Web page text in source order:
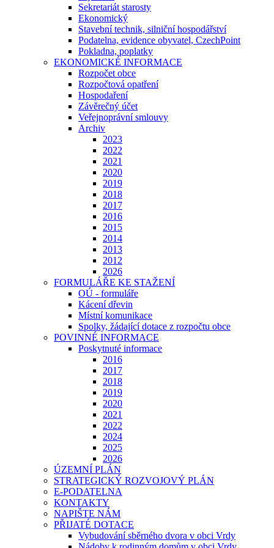
Sekretariát starosty
Ekonomický
Stavební technik, silniční hospodářství
Podatelna, evidence obyvatel, CzechPoint
Pokladna, poplatky
EKONOMICKÉ INFORMACE
Rozpočet obce
Rozpočtová opatření
Hospodaření
Závěrečný účet
Veřejnoprávní smlouvy
Archiv
2023
2022
2021
2020
2019
2018
2017
2016
2015
2014
2013
2012
2026
FORMULÁŘE KE STAŽENÍ
OÚ - formuláře
Kácení dřevin
Místní komunikace
Spolky, žádající dotace z rozpočtu obce
POVINNÉ INFORMACE
Poskytnuté informace
2016
2017
2018
2019
2020
2021
2022
2024
2025
2026
ÚZEMNÍ PLÁN
STRATEGICKÝ ROZVOJOVÝ PLÁN
E-PODATELNA
KONTAKTY
NAPIŠTE NÁM
PŘIJATÉ DOTACE
Vybudování sběrného dvora v obci Vrdy